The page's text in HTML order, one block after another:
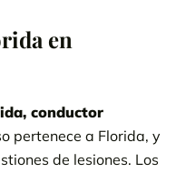
en
conductor
pertenece a Florida, y
de lesiones. Los